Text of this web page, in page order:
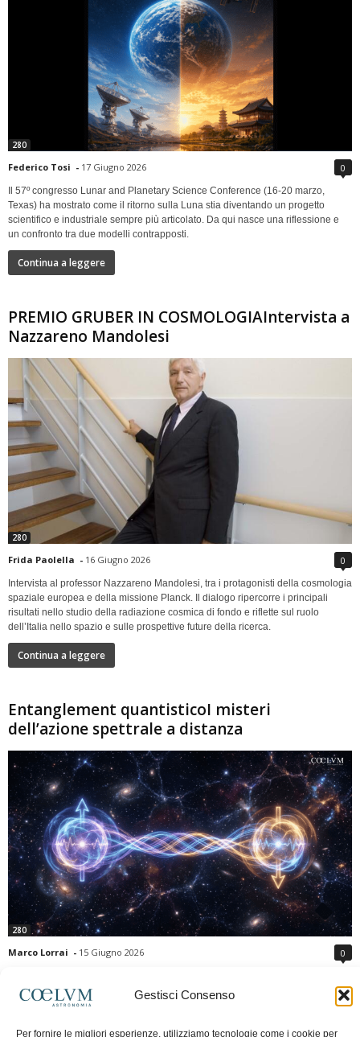
Gestisci Consenso
Per fornire le migliori esperienze, utilizziamo tecnologie come i cookie per
280
Federico Tosi - 17 Giugno 2026 0
Il 57º congresso Lunar and Planetary Science Conference (16-20 marzo,
Texas) ha mostrato come il ritorno sulla Luna stia diventando un progetto
scientifico e industriale sempre più articolato. Da qui nasce una riflessione e
un confronto tra due modelli contrapposti.
Continua a leggere
PREMIO GRUBER IN COSMOLOGIAIntervista a
Nazzareno Mandolesi
280
Frida Paolella - 16 Giugno 2026 0
Intervista al professor Nazzareno Mandolesi, tra i protagonisti della cosmologia
spaziale europea e della missione Planck. Il dialogo ripercorre i principali
risultati nello studio della radiazione cosmica di fondo e riflette sul ruolo
dell’Italia nello spazio e sulle prospettive future della ricerca.
Continua a leggere
Entanglement quantisticoI misteri
dell’azione spettrale a distanza
280
Marco Lorrai - 15 Giugno 2026 0
moderna: due particelle possono mostrare correlazioni che sembrano ignorare
la distanza che le separa. Gli esperimenti e i teoremi di Bell hanno escluso le
previsioni della meccanica quantistica. Nonostante ciò, l'entanglement non